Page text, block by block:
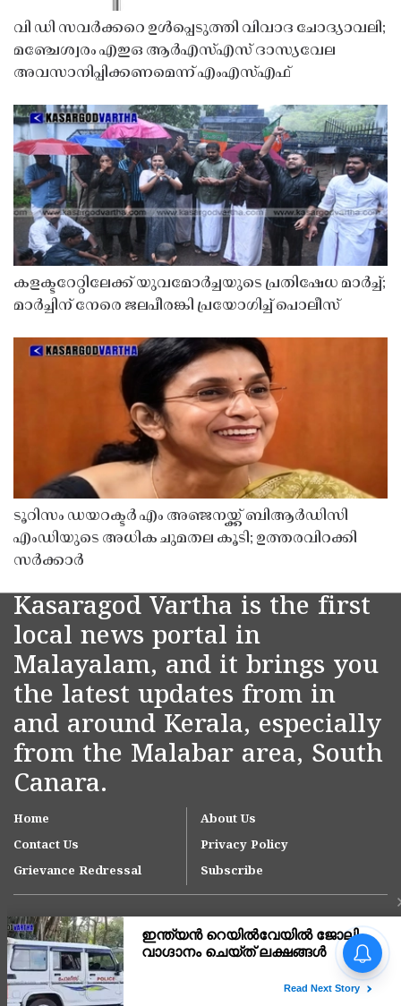
വി ഡി സവർക്കറെ ഉൾപ്പെടുത്തി വിവാദ ചോദ്യാവലി;
മഞ്ചേശ്വരം എഇഒ ആർഎസ്എസ് ദാസ്യവേല
അവസാനിപ്പിക്കണമെന്ന് എംഎസ്എഫ്
കളക്ടറേറ്റിലേക്ക് യുവമോർച്ചയുടെ പ്രതിഷേധ മാർച്ച്;
മാർച്ചിന് നേരെ ജലപീരങ്കി പ്രയോഗിച്ച് പൊലീസ്
ടൂറിസം ഡയറക്ടർ എം അഞ്ജനയ്ക്ക് ബിആർഡിസി
എംഡിയുടെ അധിക ചുമതല കൂടി; ഉത്തരവിറക്കി
സർക്കാർ
Kasaragod Vartha is the first
local news portal in
Malayalam, and it brings you
the latest updates from in
and around Kerala, especially
from the Malabar area, South
Canara.
Home
About Us
Contact Us
Privacy Policy
Grievance Redressal
Subscribe
ഓണക്കാലത്ത് 1,65,000
മെട്രിക് ടൺ അരി